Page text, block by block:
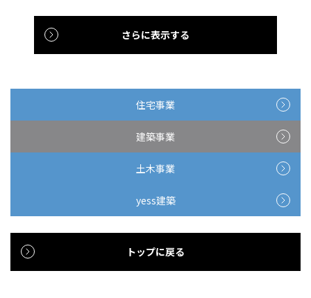
さらに表示する
住宅事業
建築事業
土木事業
yess建築
トップに戻る